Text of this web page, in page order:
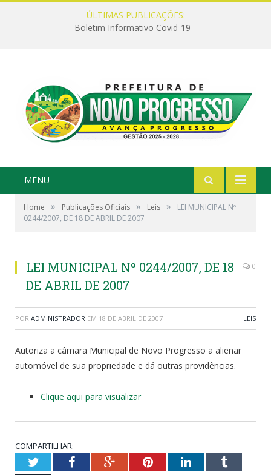
ÚLTIMAS PUBLICAÇÕES:
Boletim Informativo Covid-19
MENU
Home » Publicações Oficiais » Leis »
LEI MUNICIPAL Nº
0244/2007, DE 18 DE ABRIL DE 2007
LEI MUNICIPAL Nº 0244/2007, DE 18
DE ABRIL DE 2007
0
POR ADMINISTRADOR EM 18 DE ABRIL DE 2007 LEIS
Autoriza a câmara Municipal de Novo Progresso a alienar
automóvel de sua propriedade e dá outras providências.
Clique aqui para visualizar
COMPARTILHAR:
TwitterFacebookGoogle+PinterestLinkedInTumblr